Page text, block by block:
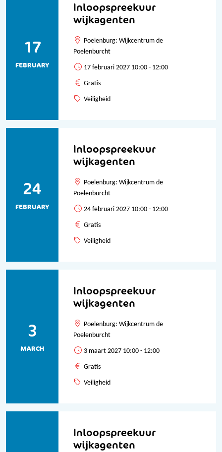
Inloopspreekuur
wijkagenten
17
FEBRUARY
Poelenburg: Wijkcentrum de
Poelenburcht
17 februari 2027 10:00 - 12:00
Gratis
Veiligheid
Inloopspreekuur
wijkagenten
24
FEBRUARY
Poelenburg: Wijkcentrum de
Poelenburcht
24 februari 2027 10:00 - 12:00
Gratis
Veiligheid
Inloopspreekuur
wijkagenten
3
MARCH
Poelenburg: Wijkcentrum de
Poelenburcht
3 maart 2027 10:00 - 12:00
Gratis
Veiligheid
Inloopspreekuur
wijkagenten